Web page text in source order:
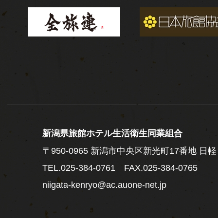
新潟県旅館ホテル生活衛生同業組合
〒950-0965 新潟市中央区新光町17番地 日
TEL.025-384-0761 FAX.025-384-0765
niigata-kenryo@ac.auone-net.jp